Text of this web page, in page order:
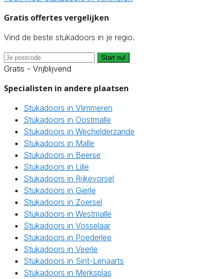
Gratis offertes vergelijken
Vind de beste stukadoors in je regio.
Start nu!
Gratis - Vrijblijvend
Specialisten in andere plaatsen
Stukadoors in Vlimmeren
Stukadoors in Oostmalle
Stukadoors in Wechelderzande
Stukadoors in Malle
Stukadoors in Beerse
Stukadoors in Lille
Stukadoors in Rijkevorsel
Stukadoors in Gierle
Stukadoors in Zoersel
Stukadoors in Westmalle
Stukadoors in Vosselaar
Stukadoors in Poederlee
Stukadoors in Veerle
Stukadoors in Sint-Lenaarts
Stukadoors in Merksplas